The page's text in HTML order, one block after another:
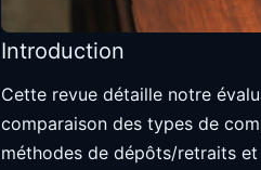
Introduction
Cette revue détaille notre
comparaison des types de
méthodes de dépôts/retraits